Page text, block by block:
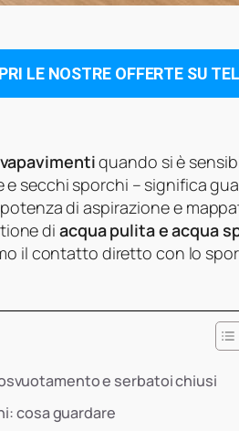
LE NOSTRE OFFERTE SU
quando si è
secchi sporchi – significa
di aspirazione e
di acqua pulita e acqua
il contatto diretto con lo
e serbatoi chiusi
cosa guardare